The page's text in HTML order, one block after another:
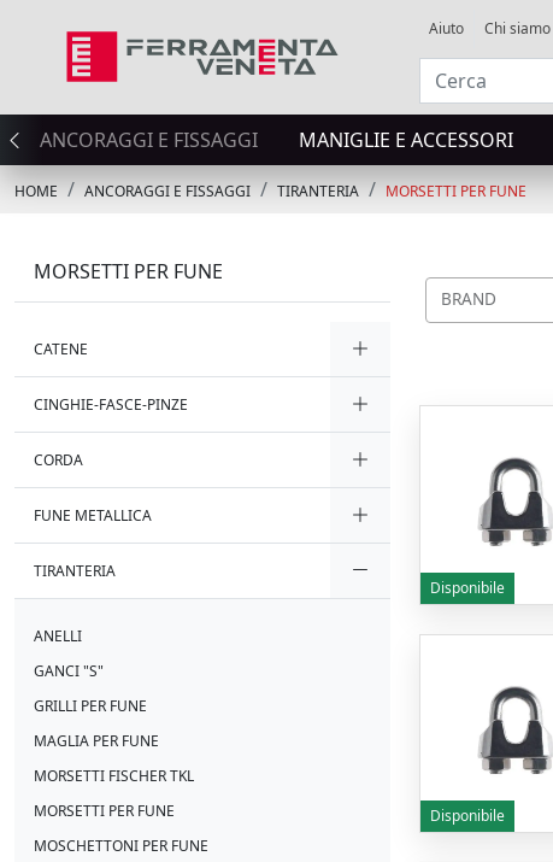
Aiuto Chi siamo
ANCORAGGI E FISSAGGI MANIGLIE E ACCESSORI
HOME ANCORAGGI E FISSAGGI TIRANTERIA MORSETTI PER FUNE
MORSETTI PER FUNE
CATENE
CINGHIE-FASCE-PINZE
CORDA
FUNE METALLICA
TIRANTERIA
ANELLI
GANCI "S"
GRILLI PER FUNE
MAGLIA PER FUNE
MORSETTI FISCHER TKL
MORSETTI PER FUNE
MOSCHETTONI PER FUNE
BRAND
Disponibile
Disponibile